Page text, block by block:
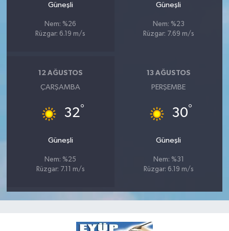
Güneşli
Nem: %26
Rüzgar: 6.19 m/s
Güneşli
Nem: %23
Rüzgar: 7.69 m/s
12 AĞUSTOS
ÇARŞAMBA
32°
Güneşli
Nem: %25
Rüzgar: 7.11 m/s
13 AĞUSTOS
PERŞEMBE
30°
Güneşli
Nem: %31
Rüzgar: 6.19 m/s